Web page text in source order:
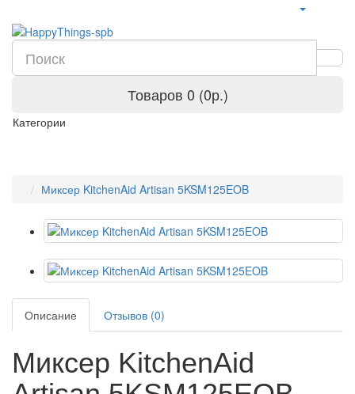
Товаров 0 (0р.)
Категории
Миксер KitchenAid Artisan 5KSM125EOB
Описание Отзывов (0)
Миксер KitchenAid